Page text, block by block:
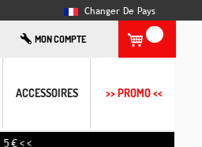
Changer De Pays
MON COMPTE
ACCESSOIRES >> PROMO <<